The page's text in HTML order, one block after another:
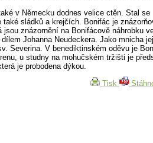
v Německu dodnes velice ctěn. Stal se
také sládků a krejčích. Bonifác je
znázornění na Bonifácově náhrobku
Johanna Neudeckera. Jako mnicha jej
Severina. V benediktinském oděvu je
u studny na mohučském tržišti je
je probodena dýkou.
Tisk